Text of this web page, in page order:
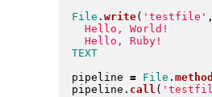
File . write( 'testfile'
TEXT
pipeline = File . method
pipeline . call (